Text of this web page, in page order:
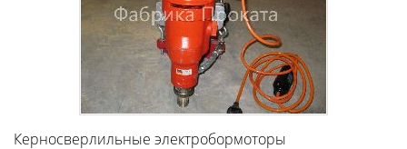
Керносверлильные электробормоторы